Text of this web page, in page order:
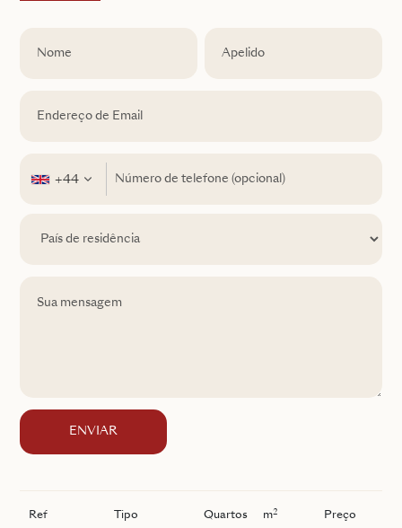
+44
ENVIAR
Ref Tipo Quartos m2 Preço